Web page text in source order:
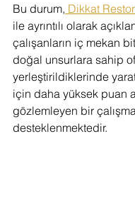
Bu durum, Dikkat
ile ayrıntılı olarak
çalışanların iç mekan
doğal unsurlara sahip
yerleştirildiklerinde
için daha yüksek puan
gözlemleyen bir
desteklenmektedir.